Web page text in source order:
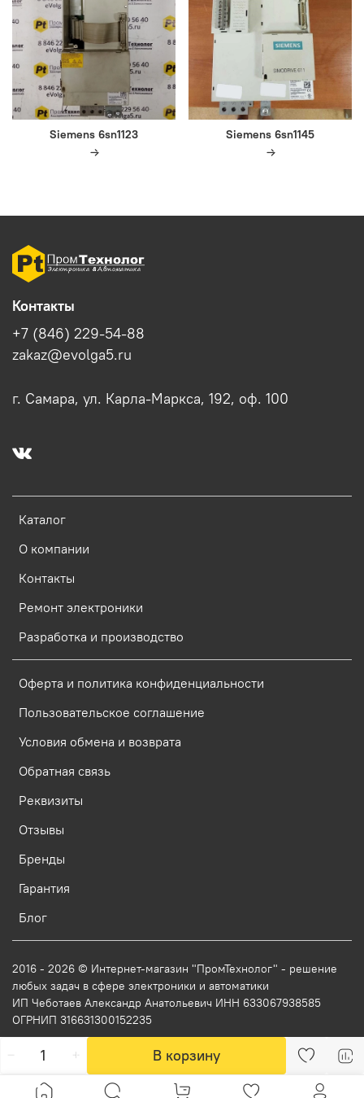
В корзину
Siemens 6sn1123 Siemens 6sn1145
Каталог
О компании
Контакты
Ремонт электроники
Разработка и производство
Оферта и политика конфиденциальности
Пользовательское соглашение
Условия обмена и возврата
Обратная связь
Реквизиты
Отзывы
Бренды
Гарантия
Блог
Контакты
+7 (846) 229-54-88
zakaz@evolga5.ru
г. Самара, ул. Карла-Маркса, 192, оф. 100
2016 - 2026 © Интернет-магазин "ПромТехнолог" - решение
любых задач в сфере электроники и автоматики
ИП Чеботаев Александр Анатольевич ИНН 633067938585
ОГРНИП 316631300152235